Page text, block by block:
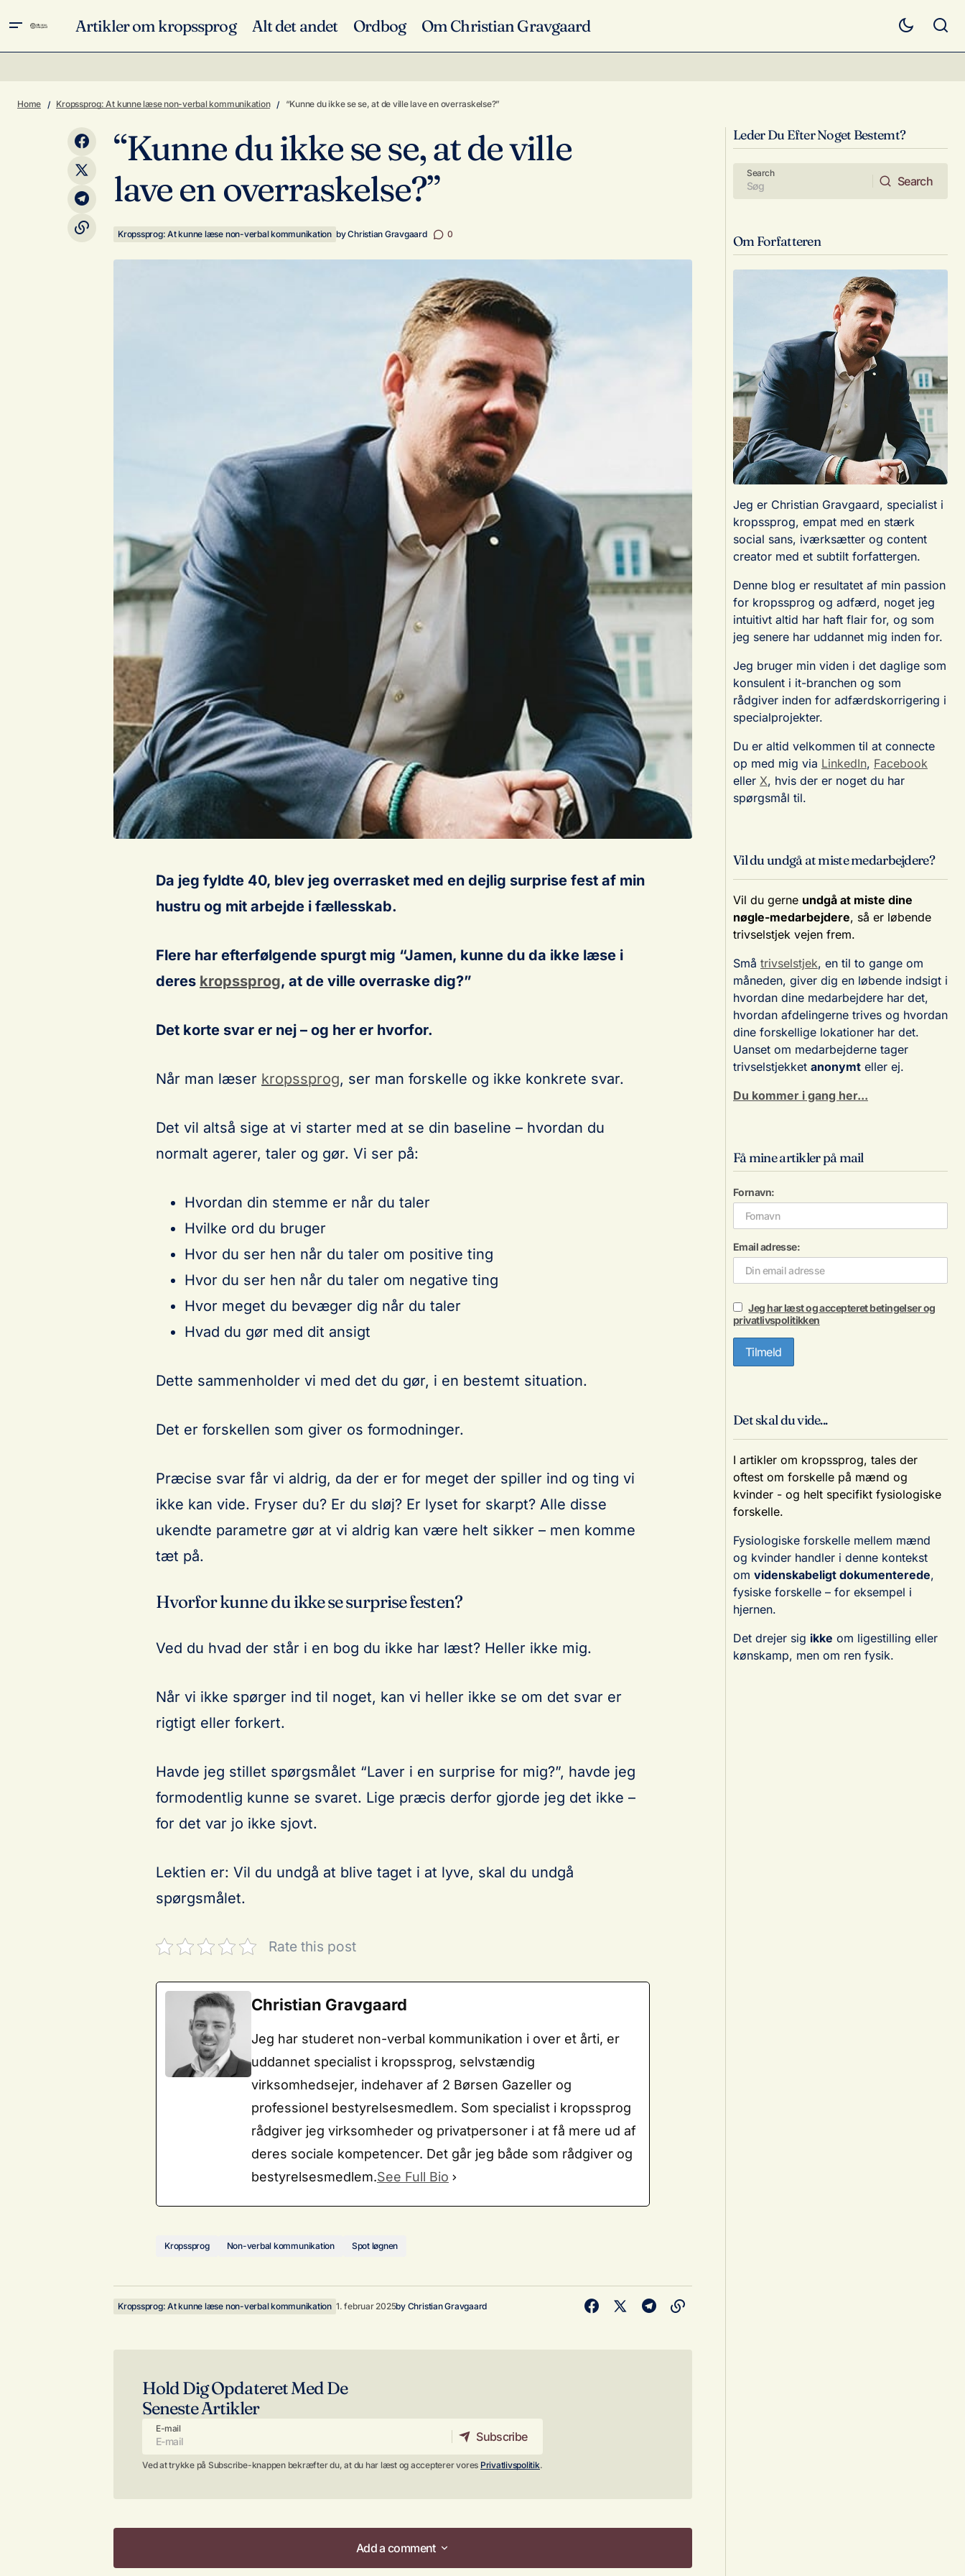
Artikler om kropssprog Alt det andet Ordbog Om Christian Gravgaard
Home Kropssprog: At kunne læse non-verbal kommunikation “Kunne du ikke se se, at de ville lave en overraskelse?”
“Kunne du ikke se se, at de ville
lave en overraskelse?”
Kropssprog: At kunne læse non-verbal kommunikation byChristian Gravgaard 0
Da jeg fyldte 40, blev jeg overrasket med en dejlig surprise fest af min
hustru og mit arbejde i fællesskab.
Flere har efterfølgende spurgt mig “Jamen, kunne du da ikke læse i
deres kropssprog, at de ville overraske dig?”
Det korte svar er nej – og her er hvorfor.
Når man læser kropssprog, ser man forskelle og ikke konkrete svar.
Det vil altså sige at vi starter med at se din baseline – hvordan du
normalt agerer, taler og gør. Vi ser på:
Hvordan din stemme er når du taler
Hvilke ord du bruger
Hvor du ser hen når du taler om positive ting
Hvor du ser hen når du taler om negative ting
Hvor meget du bevæger dig når du taler
Hvad du gør med dit ansigt
Dette sammenholder vi med det du gør, i en bestemt situation.
Det er forskellen som giver os formodninger.
Præcise svar får vi aldrig, da der er for meget der spiller ind og ting vi
ikke kan vide. Fryser du? Er du sløj? Er lyset for skarpt? Alle disse
ukendte parametre gør at vi aldrig kan være helt sikker – men komme
tæt på.
Hvorfor kunne du ikke se surprise festen?
Ved du hvad der står i en bog du ikke har læst? Heller ikke mig.
Når vi ikke spørger ind til noget, kan vi heller ikke se om det svar er
rigtigt eller forkert.
Havde jeg stillet spørgsmålet “Laver i en surprise for mig?”, havde jeg
formodentlig kunne se svaret. Lige præcis derfor gjorde jeg det ikke –
for det var jo ikke sjovt.
Lektien er: Vil du undgå at blive taget i at lyve, skal du undgå
spørgsmålet.
Rate this post
Christian Gravgaard
Jeg har studeret non-verbal kommunikation i over et årti, er
uddannet specialist i kropssprog, selvstændig
virksomhedsejer, indehaver af 2 Børsen Gazeller og
professionel bestyrelsesmedlem. Som specialist i kropssprog
rådgiver jeg virksomheder og privatpersoner i at få mere ud af
deres sociale kompetencer. Det går jeg både som rådgiver og
bestyrelsesmedlem.See Full Bio
Kropssprog Non-verbal kommunikation Spot løgnen
Kropssprog: At kunne læse non-verbal kommunikation 1. februar 2025by Christian Gravgaard
Hold Dig Opdateret Med De
Seneste Artikler
E-mail
Subscribe
Ved at trykke på Subscribe-knappen bekræfter du, at du har læst og accepterer vores Privatlivspolitik.
Add a comment
Add a comment
Leder Du Efter Noget Bestemt?
Search
Search
Om Forfatteren
Jeg er Christian Gravgaard, specialist i
kropssprog, empat med en stærk
social sans, iværksætter og content
creator med et subtilt forfattergen.
Denne blog er resultatet af min passion
for kropssprog og adfærd, noget jeg
intuitivt altid har haft flair for, og som
jeg senere har uddannet mig inden for.
Jeg bruger min viden i det daglige som
konsulent i it-branchen og som
rådgiver inden for adfærdskorrigering i
specialprojekter.
Du er altid velkommen til at connecte
op med mig via LinkedIn, Facebook
eller X, hvis der er noget du har
spørgsmål til.
Vil du undgå at miste medarbejdere?
Vil du gerne undgå at miste dine
nøgle-medarbejdere, så er løbende
trivselstjek vejen frem.
Små trivselstjek, en til to gange om
måneden, giver dig en løbende indsigt i
hvordan dine medarbejdere har det,
hvordan afdelingerne trives og hvordan
dine forskellige lokationer har det.
Uanset om medarbejderne tager
trivselstjekket anonymt eller ej.
Du kommer i gang her...
Få mine artikler på mail
Fornavn:
Email adresse:
Jeg har læst og accepteret betingelser og
privatlivspolitikken
Det skal du vide...
I artikler om kropssprog, tales der
oftest om forskelle på mænd og
kvinder - og helt specifikt fysiologiske
forskelle.
Fysiologiske forskelle mellem mænd
og kvinder handler i denne kontekst
om videnskabeligt dokumenterede,
fysiske forskelle – for eksempel i
hjernen.
Det drejer sig ikke om ligestilling eller
kønskamp, men om ren fysik.